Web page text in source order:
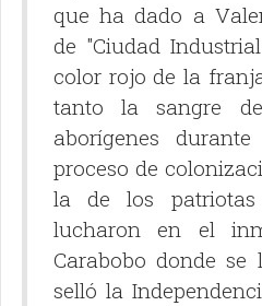
que ha dado a
de "Ciudad
color rojo de la
tanto la sangre
aborígenes
proceso de
la de los patriotas
lucharon en el
Carabobo donde
selló la